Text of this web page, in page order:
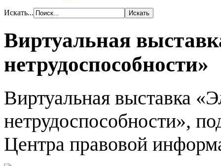
Искать...
Виртуальная
нетрудоспособности»
Виртуальная выставка
нетрудоспособности»,
Центра правовой